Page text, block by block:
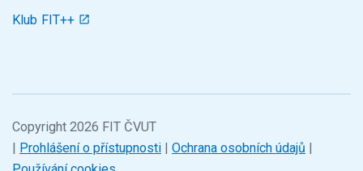
Klub FIT++
Copyright 2026 FIT ČVUT
| Prohlášení o přístupnosti | Ochrana osobních údajů |